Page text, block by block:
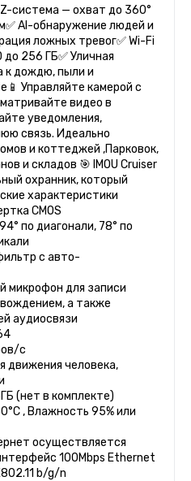
система — охват до 360°
AI-обнаружение людей и
ложных тревог✅ Wi-Fi
256 ГБ✅ Уличная
к дождю, пыли и
Управляйте камерой с
видео в
уведомления,
связь. Идеально
и коттеджей ,Парковок,
и складов 🎯 IMOU Cruiser
охранник, который
характеристики
CMOS
по диагонали, 78° по
с авто-
микрофон для записи
а также
аудиосвязи
с
движения человека,
(нет в комплекте)
, Влажность 95% или
осуществляется
100Mbps Ethernet
b/g/n